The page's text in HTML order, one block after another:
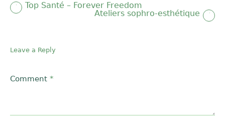
Top Santé – Forever Freedom
Ateliers sophro-esthétique
Leave a Reply
Comment *